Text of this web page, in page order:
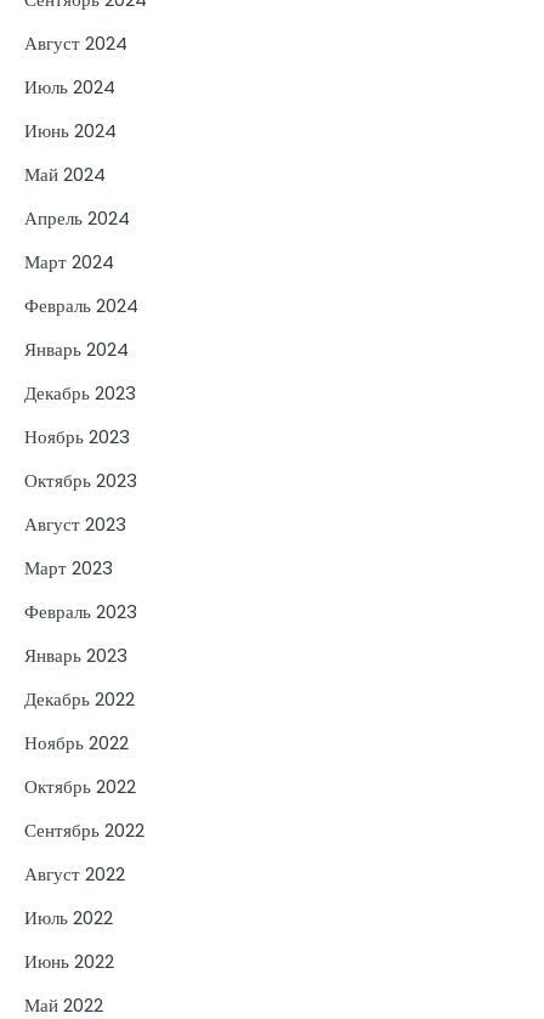
Август 2024
Июль 2024
Июнь 2024
Май 2024
Апрель 2024
Март 2024
Февраль 2024
Январь 2024
Декабрь 2023
Ноябрь 2023
Октябрь 2023
Август 2023
Март 2023
Февраль 2023
Январь 2023
Декабрь 2022
Ноябрь 2022
Октябрь 2022
Сентябрь 2022
Август 2022
Июль 2022
Июнь 2022
Май 2022